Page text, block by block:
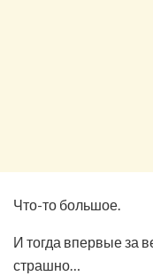
Что-то большое.
И тогда впервые за
страшно…